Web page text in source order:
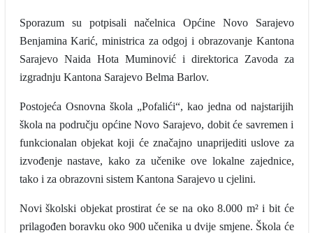
Sporazum su potpisali načelnica Općine Novo Sarajevo
Benjamina Karić, ministrica za odgoj i obrazovanje Kantona
Sarajevo Naida Hota Muminović i direktorica Zavoda za
izgradnju Kantona Sarajevo Belma Barlov.
Postojeća Osnovna škola „Pofalići“, kao jedna od najstarijih
škola na području općine Novo Sarajevo, dobit će savremen i
funkcionalan objekat koji će značajno unaprijediti uslove za
izvođenje nastave, kako za učenike ove lokalne zajednice,
tako i za obrazovni sistem Kantona Sarajevo u cjelini.
Novi školski objekat prostirat će se na oko 8.000 m² i bit će
prilagođen boravku oko 900 učenika u dvije smjene. Škola će